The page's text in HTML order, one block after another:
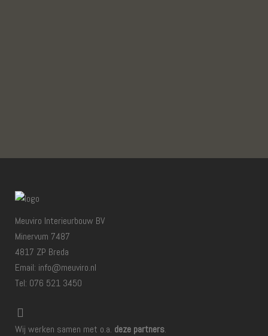
Meuviro Interieurbouw BV
Minervum 7487
4817 ZP Breda
Email: info@meuviro.nl
Tel: 076 521 3450
Wij werken samen met o.a. deze partners.